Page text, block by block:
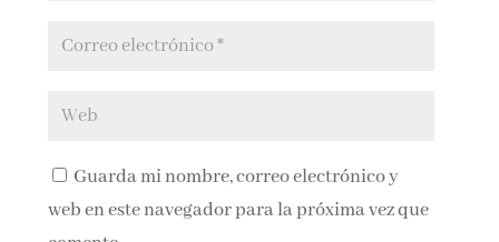
Guarda mi nombre, correo electrónico y
web en este navegador para la próxima vez que